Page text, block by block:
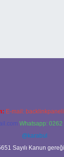
E-mail:
Whatsapp: 0262
@karabul
Sayılı Kanun